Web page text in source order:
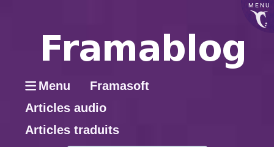
MENU
Menu
Framasoft
Articles audio
Articles traduits